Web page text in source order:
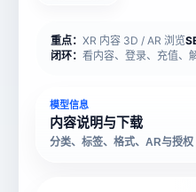
重点： XR 内容 3D / AR 浏览
闭环： 看内容、登录、充值、
模型信息
内容说明与下载
分类、标签、格式、AR与授权